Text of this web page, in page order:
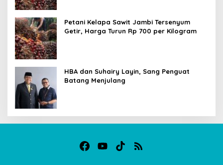
Petani Kelapa Sawit Jambi Tersenyum
Getir, Harga Turun Rp 700 per Kilogram
HBA dan Suhairy Layin, Sang Penguat
Batang Menjulang